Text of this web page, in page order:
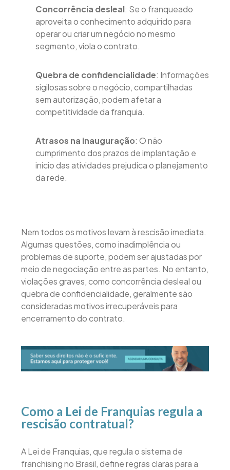
Concorrência desleal: Se o franqueado
aproveita o conhecimento adquirido para
operar ou criar um negócio no mesmo
segmento, viola o contrato.
Quebra de confidencialidade: Informações
sigilosas sobre o negócio, compartilhadas
sem autorização, podem afetar a
competitividade da franquia.
Atrasos na inauguração: O não
cumprimento dos prazos de implantação e
início das atividades prejudica o planejamento
da rede.
Nem todos os motivos levam à rescisão imediata.
Algumas questões, como inadimplência ou
problemas de suporte, podem ser ajustadas por
meio de negociação entre as partes. No entanto,
violações graves, como concorrência desleal ou
quebra de confidencialidade, geralmente são
consideradas motivos irrecuperáveis para
encerramento do contrato.
Como a Lei de Franquias regula a
rescisão contratual?
A Lei de Franquias, que regula o sistema de
franchising no Brasil, define regras claras para a